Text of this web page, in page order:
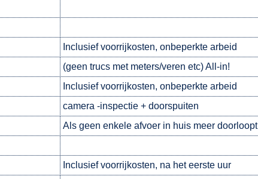
Inclusief voorrijkosten, onbeperkte arbeid
(geen trucs met meters/veren etc) All-in!
Inclusief voorrijkosten, onbeperkte arbeid
camera -inspectie + doorspuiten
Als geen enkele afvoer in huis meer doorloopt
Inclusief voorrijkosten, na het eerste uur